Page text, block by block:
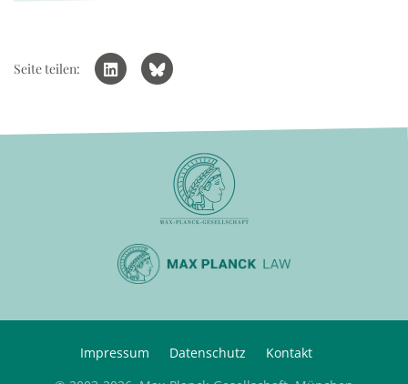
Seite teilen:
Impressum Datenschutz
Kontakt